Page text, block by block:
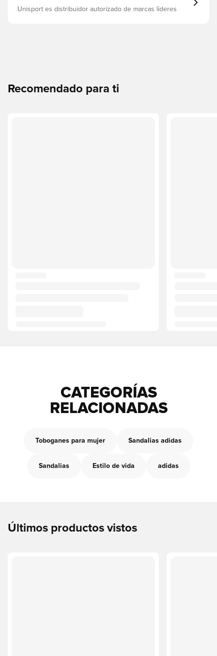
Unisport es distribuidor autorizado de marcas líderes
Recomendado para ti
CATEGORÍAS
RELACIONADAS
Toboganes para mujer Sandalias adidas
Sandalias Estilo de vida adidas
Últimos productos vistos